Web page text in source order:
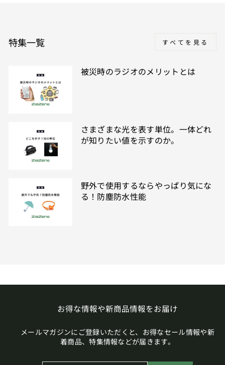
特集一覧 すべてを見る
被災時のラジオのメリットとは
さまざまな光を表す単位。一体どれ
が知りたい値を示すのか。
野外で使用するならやっぱり気にな
る！防塵防水性能
お得な情報や新商品情報をお届け
メールマガジンにご登録いただくと、お得なセール情報や新
着商品、特集情報などが届きます。